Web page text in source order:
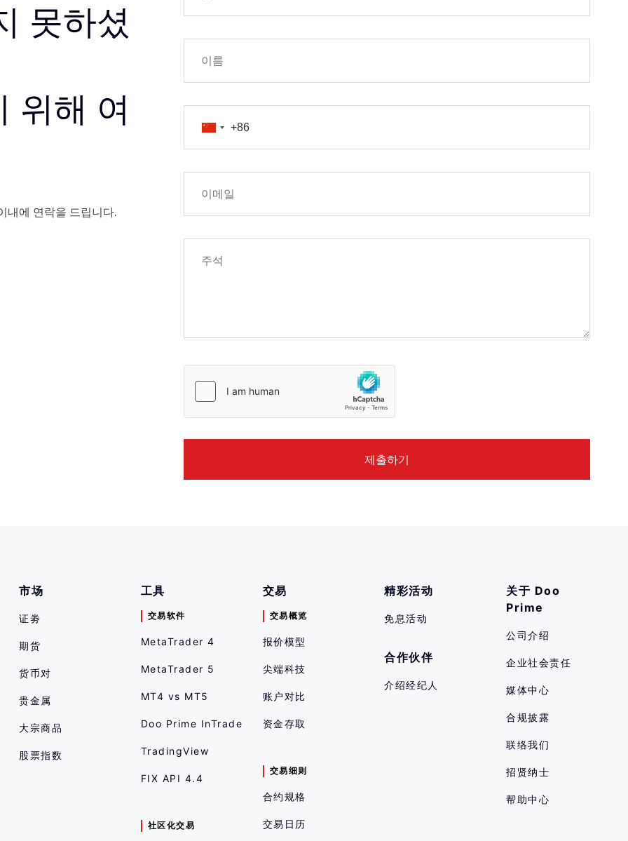
못하셨
위해 여
내에 연락을 드립니다.
市场
证劵
期货
货币对
贵金属
大宗商品
股票指数
工具
交易软件
MetaTrader 4
MetaTrader 5
MT4 vs MT5
Doo Prime InTrade
TradingView
FIX API 4.4
社区化交易
交易
交易概览
报价模型
尖端科技
账户对比
资金存取
交易细则
合约规格
交易日历
精彩活动
免息活动
合作伙伴
介绍经纪人
关于 Doo
Prime
公司介绍
企业社会责任
媒体中心
合规披露
联络我们
招贤纳士
帮助中心